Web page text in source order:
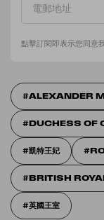
點擊訂閱即表示您同意
ALEXANDER
DUCHESS OF
凱特王妃
BRITISH
英國王室